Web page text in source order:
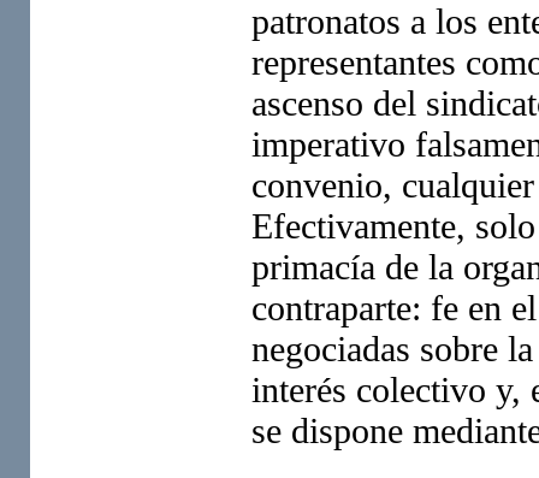
patronatos a los
representantes
ascenso del
imperativo
convenio,
Efectivamente,
primacía de la
contraparte: fe en
negociadas sobre
interés colectivo y,
se dispone